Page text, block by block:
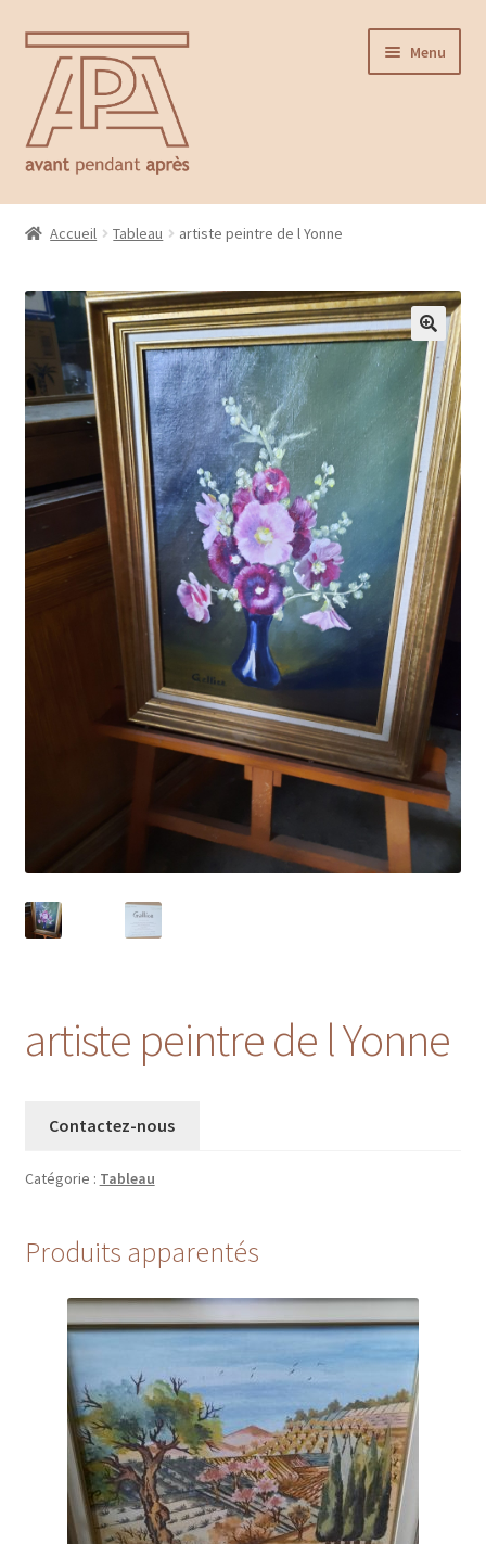
Aller
navigation
Aller
contenu
Menu
Accueil
menu
enfant
Contact
Accueil Tableau artiste peintre de l Yonne
artiste peintre de l Yonne
Contactez-nous
Catégorie : Tableau
Produits apparentés